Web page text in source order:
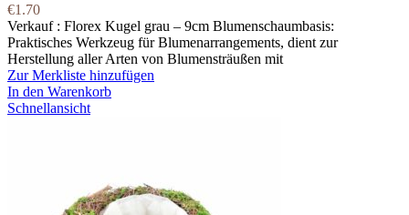
€1.70
Verkauf : Florex Kugel grau – 9cm Blumenschaumbasis:
Praktisches Werkzeug für Blumenarrangements, dient zur
Herstellung aller Arten von Blumensträußen mit
Zur Merkliste hinzufügen
In den Warenkorb
Schnellansicht